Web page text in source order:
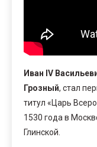
Иван IV
Грозный, стал
титул «Царь
1530 года в
Глинской.